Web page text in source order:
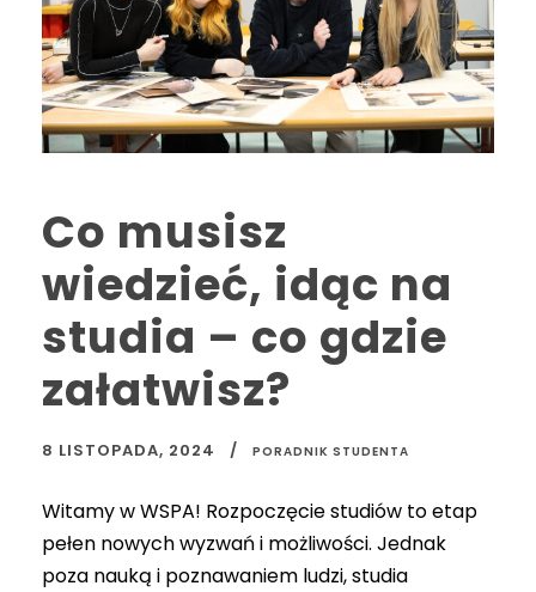
Co musisz
wiedzieć, idąc na
studia – co gdzie
załatwisz?
8 LISTOPADA, 2024 PORADNIK STUDENTA
Witamy w WSPA! Rozpoczęcie studiów to etap
pełen nowych wyzwań i możliwości. Jednak
poza nauką i poznawaniem ludzi, studia